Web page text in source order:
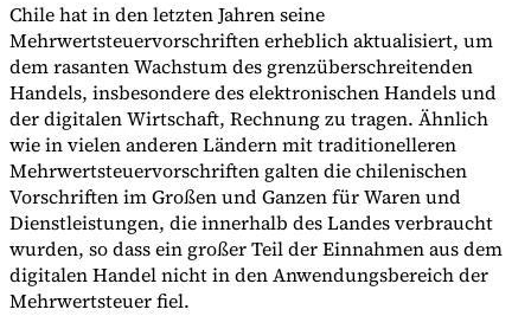
Chile hat in den letzten Jahren seine
Mehrwertsteuervorschriften erheblich aktualisiert, um
dem rasanten Wachstum des grenzüberschreitenden
Handels, insbesondere des elektronischen Handels und
der digitalen Wirtschaft, Rechnung zu tragen. Ähnlich
wie in vielen anderen Ländern mit traditionelleren
Mehrwertsteuervorschriften galten die chilenischen
Vorschriften im Großen und Ganzen für Waren und
Dienstleistungen, die innerhalb des Landes verbraucht
wurden, so dass ein großer Teil der Einnahmen aus dem
digitalen Handel nicht in den Anwendungsbereich der
Mehrwertsteuer fiel.